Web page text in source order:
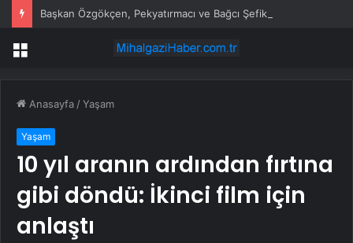
Menü
Anasayfa /Yaşam
Yaşam
10 yıl aranın ardından fırtına
gibi döndü: İkinci film için
anlaştı